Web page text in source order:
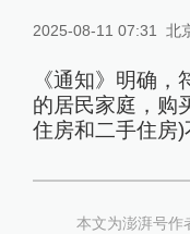
2025-08-11 07:31 北
《通知》明确
的居民家庭，购
住房和二手住房)
本文为澎湃号作